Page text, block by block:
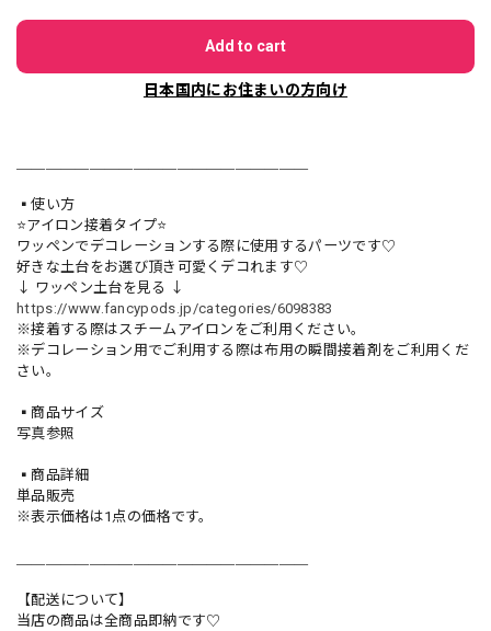
Add to cart
日本国内にお住まいの方向け
▪️使い方
⭐️アイロン接着タイプ⭐️
ワッペンでデコレーションする際に使用するパーツです♡
好きな土台をお選び頂き可愛くデコれます♡
↓ ワッペン土台を見る ↓
https://www.fancypods.jp/categories/6098383
※接着する際はスチームアイロンをご利用ください。
※デコレーション用でご利用する際は布用の瞬間接着剤をご利用くだ
さい。
▪️商品サイズ
写真参照
▪️商品詳細
単品販売
※表示価格は1点の価格です。
【配送について】
当店の商品は全商品即納です♡︎